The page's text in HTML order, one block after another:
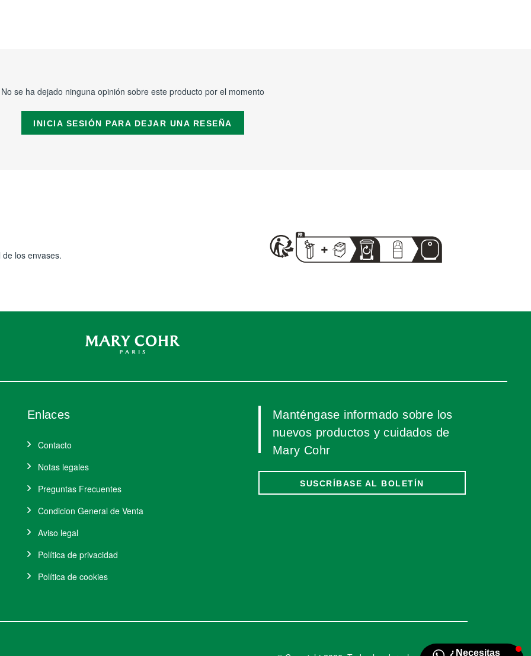
No se ha dejado ninguna opinión sobre este producto por el momento
INICIA SESIÓN PARA DEJAR UNA RESEÑA
los envases.
Enlaces
Contacto
Notas legales
Preguntas Frecuentes
Condicion General de Venta
Aviso legal
Política de privacidad
Política de cookies
Manténgase informado sobre los
nuevos productos y cuidados de
Mary Cohr
SUSCRÍBASE AL BOLETÍN